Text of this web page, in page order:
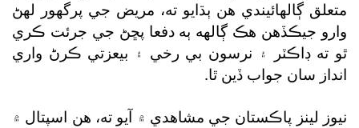
متعلق ڳالهائيندي هن ٻڌايو ته، مريض جي پرگھور لهڻ
وارو جيڪڏهن هڪ ڳالهه ٻه دفعا پڇڻ جي جرئت ڪري
ٿو ته ڊاڪٽر ۽ نرسون بي رخي ۽ بيعزتي ڪرڻ واري
انداز سان جواب ڏين ٿا.
نيوز لينز پاڪستان جي مشاهدي ۾ آيو ته، هن اسپتال ۾